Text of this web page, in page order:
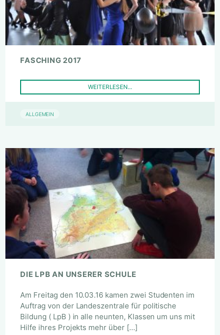
FASCHING 2017
WEITERLESEN...
ALLGEMEIN
DIE LPB AN UNSERER SCHULE
Am Freitag den 10.03.16 kamen zwei Studenten im
Auftrag von der Landeszentrale für politische
Bildung ( LpB ) in alle neunten, Klassen um uns mit
Hilfe ihres Projekts mehr über […]